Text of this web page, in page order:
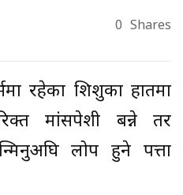
0 Shares
रहेका शिशुका हातमा
मांसपेशी बन्ने तर
लोप हुने पत्ता